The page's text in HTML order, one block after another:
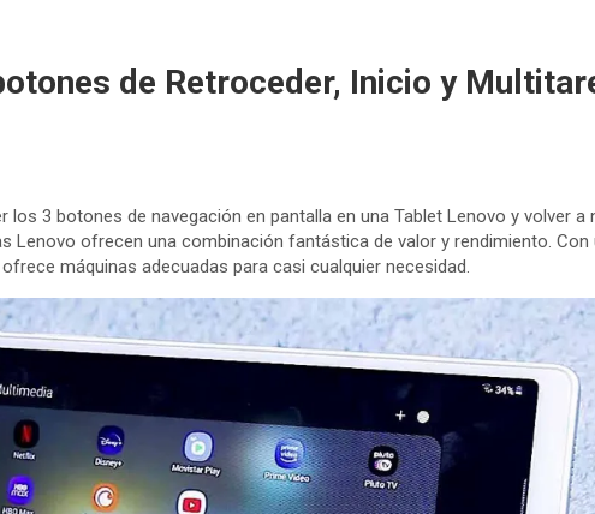
de Retroceder, Inicio y
los 3 botones de navegación en pantalla en una Tablet Lenovo y volver a
ofrecen una combinación fantástica de valor y rendimiento. Con
máquinas adecuadas para casi cualquier necesidad.